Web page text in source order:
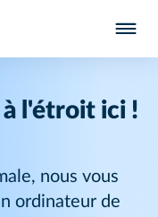
à l'étroit ici !
nous vous
ordinateur de